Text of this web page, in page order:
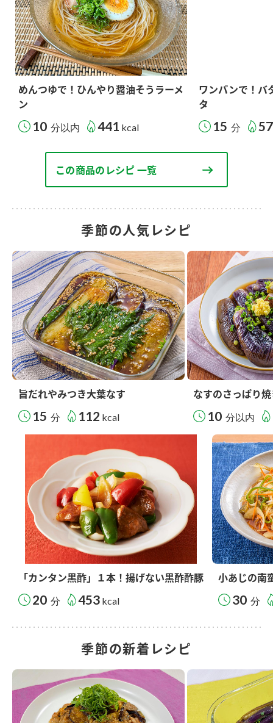
めんつゆで！ひんやり醤油そうラーメ
ン
10 分以内 441 kcal
ワンパンで！バ
タ
15 分
この商品のレシピ 一覧
季節の人気レシピ
旨だれやみつき大葉なす
15 分 112 kcal
なすのさっぱり
10 分以内
「カンタン黒酢」１本！揚げない黒酢酢豚
20 分 453 kcal
小あじの南
30 分
季節の新着レシピ